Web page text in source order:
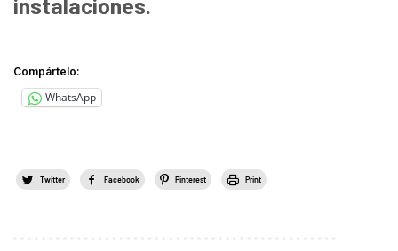
Compártelo:
WhatsApp
Twitter Facebook Pinterest Print